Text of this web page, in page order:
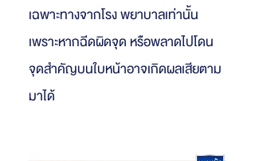
เฉพาะทางจากโรง พยาบาลเท่านั้น
เพราะหากฉีดผิดจุด หรือพลาดไปโดน
จุดสำคัญบนใบหน้าอาจเกิดผลเสียตาม
มาได้​